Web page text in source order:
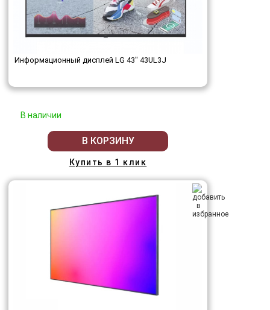
Информационный дисплей LG 43" 43UL3J
В наличии
В КОРЗИНУ
Купить в 1 клик